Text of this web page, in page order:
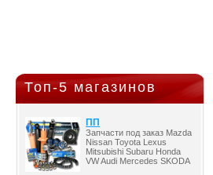
Топ-5 магазинов
ПП
Запчасти под заказ Mazda
Nissan Toyota Lexus
Mitsubishi Subaru Honda
VW Audi Mercedes SKODA